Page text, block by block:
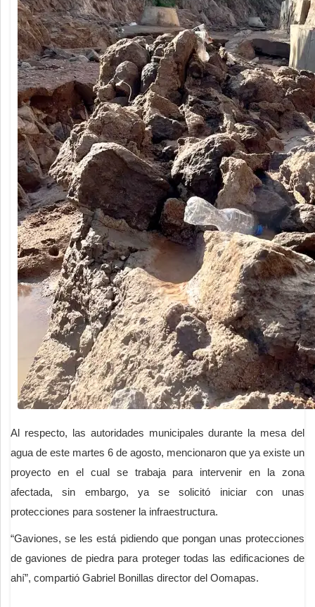
Al respecto, las autoridades municipales durante la mesa del
agua de este martes 6 de agosto, mencionaron que ya existe un
proyecto en el cual se trabaja para intervenir en la zona
afectada, sin embargo, ya se solicitó iniciar con unas
protecciones para sostener la infraestructura.
“Gaviones, se les está pidiendo que pongan unas protecciones
de gaviones de piedra para proteger todas las edificaciones de
ahí”, compartió Gabriel Bonillas director del Oomapas.